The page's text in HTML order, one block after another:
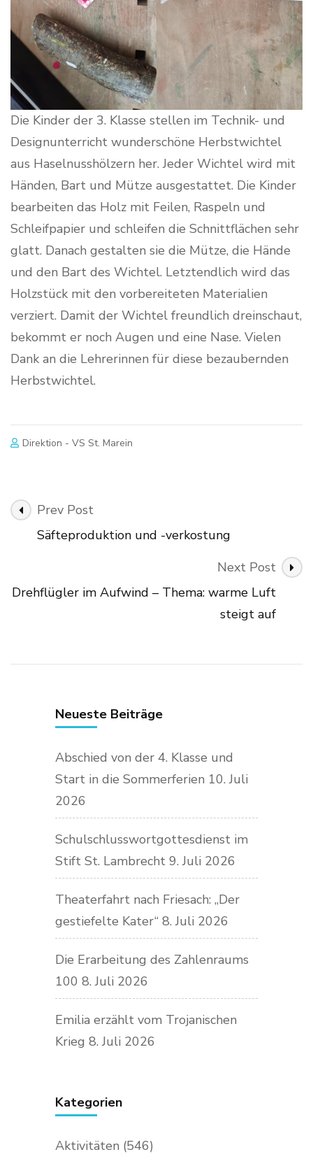
Die Kinder der 3. Klasse stellen im Technik- und
Designunterricht wunderschöne Herbstwichtel
aus Haselnusshölzern her. Jeder Wichtel wird mit
Händen, Bart und Mütze ausgestattet. Die Kinder
bearbeiten das Holz mit Feilen, Raspeln und
Schleifpapier und schleifen die Schnittflächen sehr
glatt. Danach gestalten sie die Mütze, die Hände
und den Bart des Wichtel. Letztendlich wird das
Holzstück mit den vorbereiteten Materialien
verziert. Damit der Wichtel freundlich dreinschaut,
bekommt er noch Augen und eine Nase. Vielen
Dank an die Lehrerinnen für diese bezaubernden
Herbstwichtel.
Direktion - VS St. Marein
Post
Navigation
Prev Post
Säfteproduktion und -verkostung
Next Post
Drehflügler im Aufwind – Thema: warme Luft
steigt auf
Neueste Beiträge
Abschied von der 4. Klasse und
Start in die Sommerferien 10. Juli
2026
Schulschlusswortgottesdienst im
Stift St. Lambrecht 9. Juli 2026
Theaterfahrt nach Friesach: „Der
gestiefelte Kater“ 8. Juli 2026
Die Erarbeitung des Zahlenraums
100 8. Juli 2026
Emilia erzählt vom Trojanischen
Krieg 8. Juli 2026
Kategorien
Aktivitäten (546)